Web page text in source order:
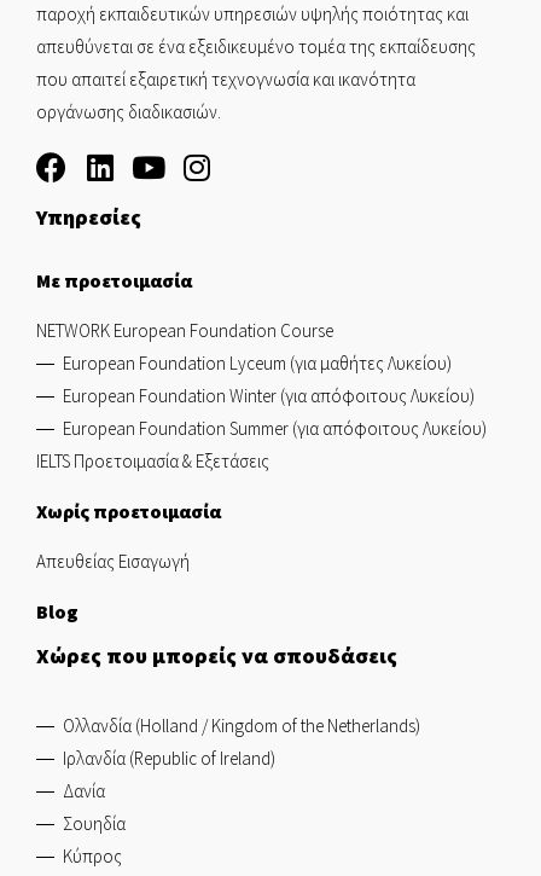
παροχή εκπαιδευτικών υπηρεσιών υψηλής ποιότητας και
απευθύνεται σε ένα εξειδικευμένο τομέα της εκπαίδευσης
που απαιτεί εξαιρετική τεχνογνωσία και ικανότητα
οργάνωσης διαδικασιών.
Υπηρεσίες
Με προετοιμασία
NETWORK European Foundation Course
European Foundation Lyceum (για μαθήτες Λυκείου)
European Foundation Winter (για απόφοιτους Λυκείου)
European Foundation Summer (για απόφοιτους Λυκείου)
IELTS Προετοιμασία & Εξετάσεις
Χωρίς προετοιμασία
Απευθείας Εισαγωγή
Blog
Χώρες που μπορείς να σπουδάσεις
Ολλανδία (Holland / Kingdom of the Netherlands)
Ιρλανδία (Republic of Ireland)
Δανία
Σουηδία
Κύπρος